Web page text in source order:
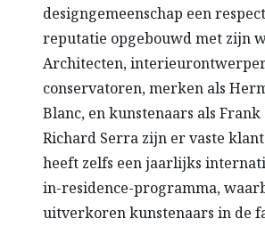
designgemeenschap een
reputatie opgebouwd met zijn
Architecten,
conservatoren, merken als
Blanc, en kunstenaars als Frank
Richard Serra zijn er vaste
heeft zelfs een jaarlijks
in-residence-programma,
uitverkoren kunstenaars in de